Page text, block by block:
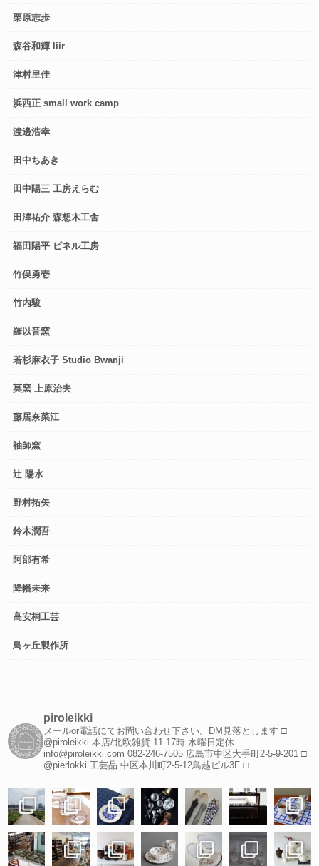
栗原志歩
森谷和輝 liir
津村里佳
浜西正 small work camp
渡邊浩幸
田中ちあき
田中陽三 工房えらむ
田澤祐介 森想木工舎
福田陽平 ピネル工房
竹俣勇壱
竹内駿
羅以音窯
若杉麻衣子 Studio Bwanji
莫窯 上原治夫
藤居奈菜江
袖師窯
辻 陽水
野村拓矢
鈴木潤吾
阿部有希
降幡未来
高安桐工芸
鳥ヶ丘製作所
piroleikki
メールor電話にてお問い合わせ下さい。DM見落とします □
@piroleikki 本店/北欧雑貨 11-17時 水曜日定休
info@piroleikki.com 082-246-7505 広島市中区大手町2-5-9-201 □
@pierlokki 工芸品 中区本川町2-5-12鳥越ビル3F □